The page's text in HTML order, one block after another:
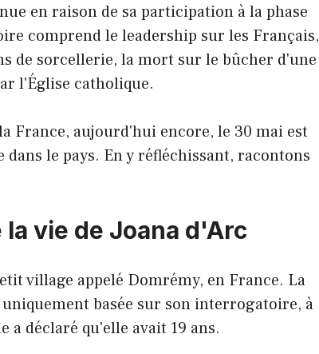
en raison de sa participation à la phase
comprend le leadership sur les Français,
de sorcellerie, la mort sur le bûcher d'une
l'Église catholique.
France, aujourd'hui encore, le 30 mai est
le pays. En y réfléchissant, racontons
vie de Joana d'Arc
village appelé Domrémy, en France. La
basée sur son interrogatoire, à
a déclaré qu'elle avait 19 ans.